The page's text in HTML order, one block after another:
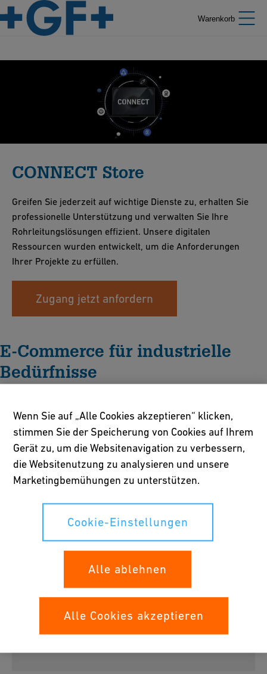
Warenkorb
CONNECT Store
Greifen Sie jederzeit auf wichtige Dienste zu, erhalten Sie
professionelle Unterstützung und verwalten Sie Ihre
Rohrleitungslösungen effizient. Unsere digitalen
Ressourcen wurden entwickelt, um die Anforderungen
Ihrer Projekte zu erfüllen.
Zugang jetzt anfordern
E-Commerce für industrielle
Bedürfnisse
Storeist Ihrdigitaler Zugangzu intelligenteren und effizienteren
Rohrleitungslösungen. Für Fachleute entwickelt, ermöglicht
CONNECT Ihnen auf einer zentralen Plattform Produkte zu
kaufen, sich zu registrieren und Benutzer zu verwalten
Kaufen, Registrieren und
Verwalten mit Leichtigkeit
Reibungslos Online-Einkaufen
Suchen und kaufen Sie GF Produkte direkt über
die Plattform.
Wenn Sie auf „Alle Cookies akzeptieren“ klicken,
stimmen Sie der Speicherung von Cookies auf Ihrem
Gerät zu, um die Websitenavigation zu verbessern,
die Websitenutzung zu analysieren und unsere
Marketingbemühungen zu unterstützen.
Cookie-Einstellungen
Alle ablehnen
Alle Cookies akzeptieren